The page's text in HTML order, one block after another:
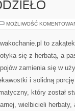
MOŻLIWOŚĆ
to
się z herbatą, a
zamienia się w
i solidną
który został
wielbicieli